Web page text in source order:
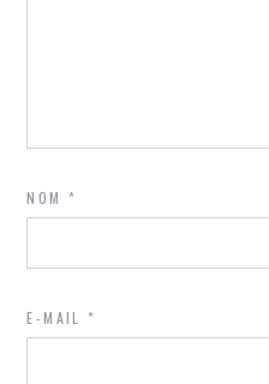
NOM*
E-MAIL*